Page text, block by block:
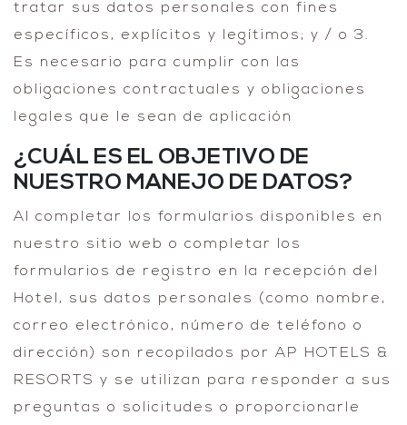
tratar sus datos personales con fines
específicos, explícitos y legítimos; y / o 3.
Es necesario para cumplir con las
obligaciones contractuales y obligaciones
legales que le sean de aplicación
¿CUÁL ES EL OBJETIVO DE
NUESTRO MANEJO DE DATOS?
Al completar los formularios disponibles en
nuestro sitio web o completar los
formularios de registro en la recepción del
Hotel, sus datos personales (como nombre,
correo electrónico, número de teléfono o
dirección) son recopilados por AP HOTELS &
RESORTS y se utilizan para responder a sus
preguntas o solicitudes o proporcionarle